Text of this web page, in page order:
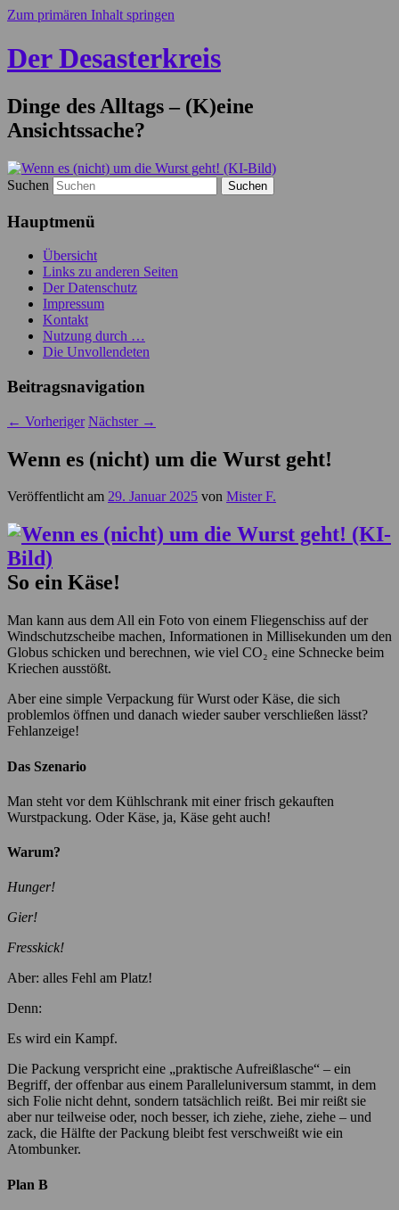
Zum primären Inhalt springen
Der Desasterkreis
Dinge des Alltags – (K)eine
Ansichtssache?
Suchen
Hauptmenü
Übersicht
Links zu anderen Seiten
Der Datenschutz
Impressum
Kontakt
Nutzung durch …
Die Unvollendeten
Beitragsnavigation
← Vorheriger Nächster →
Wenn es (nicht) um die Wurst geht!
Veröffentlicht am 29. Januar 2025 von Mister F.
So ein Käse!
Man kann aus dem All ein Foto von einem Fliegenschiss auf der
Windschutzscheibe machen, Informationen in Millisekunden um den
Globus schicken und berechnen, wie viel CO₂ eine Schnecke beim
Kriechen ausstößt.
Aber eine simple Verpackung für Wurst oder Käse, die sich
problemlos öffnen und danach wieder sauber verschließen lässt?
Fehlanzeige!
Das Szenario
Man steht vor dem Kühlschrank mit einer frisch gekauften
Wurstpackung. Oder Käse, ja, Käse geht auch!
Warum?
Hunger!
Gier!
Fresskick!
Aber: alles Fehl am Platz!
Denn:
Es wird ein Kampf.
Die Packung verspricht eine „praktische Aufreißlasche“ – ein
Begriff, der offenbar aus einem Paralleluniversum stammt, in dem
sich Folie nicht dehnt, sondern tatsächlich reißt. Bei mir reißt sie
aber nur teilweise oder, noch besser, ich ziehe, ziehe, ziehe – und
zack, die Hälfte der Packung bleibt fest verschweißt wie ein
Atombunker.
Plan B